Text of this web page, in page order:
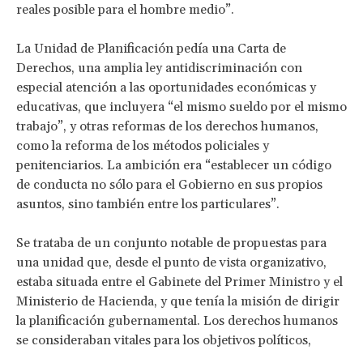
reales posible para el hombre medio”.
La Unidad de Planificación pedía una Carta de
Derechos, una amplia ley antidiscriminación con
especial atención a las oportunidades económicas y
educativas, que incluyera “el mismo sueldo por el mismo
trabajo”, y otras reformas de los derechos humanos,
como la reforma de los métodos policiales y
penitenciarios. La ambición era “establecer un código
de conducta no sólo para el Gobierno en sus propios
asuntos, sino también entre los particulares”.
Se trataba de un conjunto notable de propuestas para
una unidad que, desde el punto de vista organizativo,
estaba situada entre el Gabinete del Primer Ministro y el
Ministerio de Hacienda, y que tenía la misión de dirigir
la planificación gubernamental. Los derechos humanos
se consideraban vitales para los objetivos políticos,